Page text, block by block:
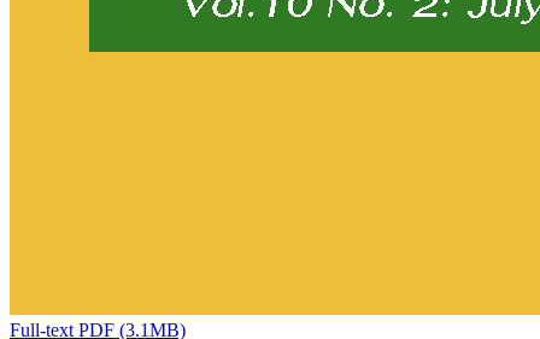
Full-text PDF (3.1MB)